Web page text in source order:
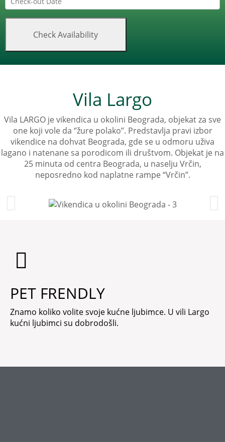
Vila Largo
Vila LARGO je vikendica u okolini Beograda, objekat za sve
one koji vole da ‘’žure polako’’. Predstavlja pravi izbor
vikendice na dohvat Beograda, gde se u odmoru uživa
lagano i natenane sa porodicom ili društvom. Objekat je na
25 minuta od centra Beograda, u naselju Vrčin,
neposredno kod naplatne rampe “Vrčin”.
PET FRENDLY
Znamo koliko volite svoje kućne ljubimce. U vili Largo
kućni ljubimci su dobrodošli.